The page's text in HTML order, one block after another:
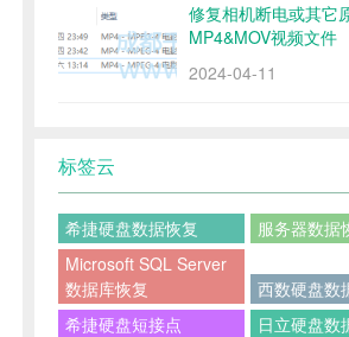
修复相机断电或其它
MP4&MOV视频文件
2024-04-11
标签云
希捷硬盘数据恢复
服务器数据
Microsoft SQL Server
数据库恢复
西数硬盘数
希捷硬盘短接点
日立硬盘数